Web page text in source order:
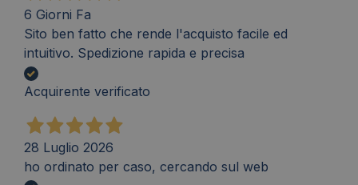
6 Giorni Fa
Sito ben fatto che rende l'acquisto facile ed
intuitivo. Spedizione rapida e precisa
Acquirente verificato
28 Luglio 2026
ho ordinato per caso, cercando sul web